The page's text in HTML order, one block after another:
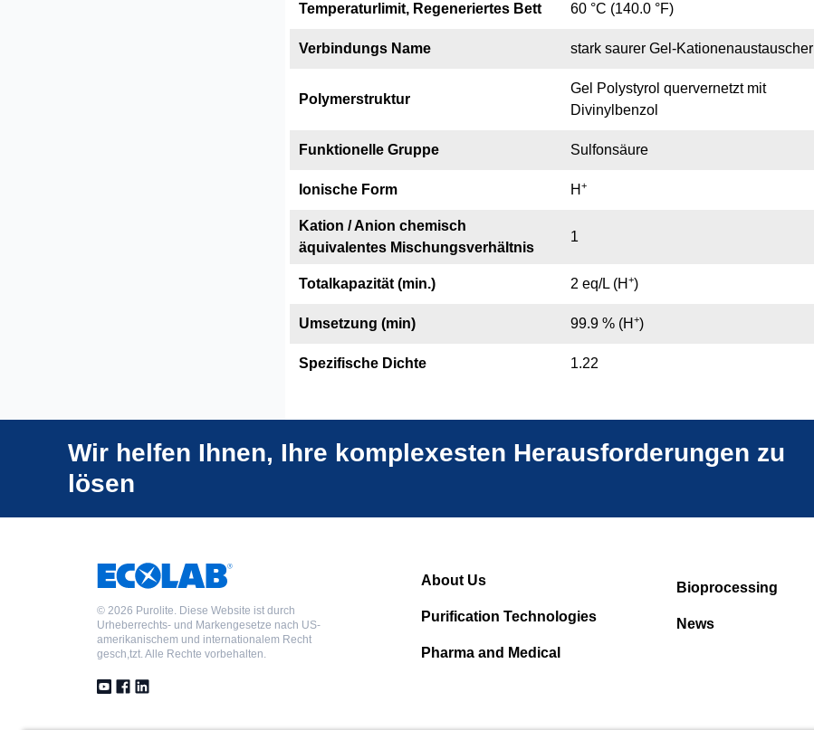
Temperaturlimit, Regeneriertes Bett 60 °C (140.0 °F)
Verbindungs Name stark saurer Gel-Kationenaustauscher
Polymerstruktur
Gel Polystyrol quervernetzt mit
Divinylbenzol
Funktionelle Gruppe Sulfonsäure
Ionische Form H +
Kation / Anion chemisch
äquivalentes Mischungsverhältnis
1
Totalkapazität (min.) 2 eq/L (H +)
Umsetzung (min) 99.9 % (H +)
Spezifische Dichte 1.22
Wir helfen Ihnen, Ihre komplexesten Herausforderungen zu
lösen
© 2026 Purolite. Diese Website ist durch
Urheberrechts- und Markengesetze nach US-
amerikanischem und internationalem Recht
gesch,tzt. Alle Rechte vorbehalten.
About Us
Purification Technologies
Pharma and Medical
Bioprocessing
News